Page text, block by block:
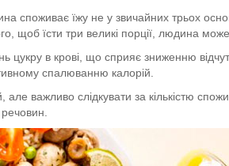
їжу не у звичайних трьох
щоб їсти три великі порції, людина
в крові, що сприяє зниженню
спалюванню калорій.
важливо слідкувати за кількістю
речовин.